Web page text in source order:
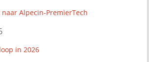
Alpecin-PremierTech
in 2026